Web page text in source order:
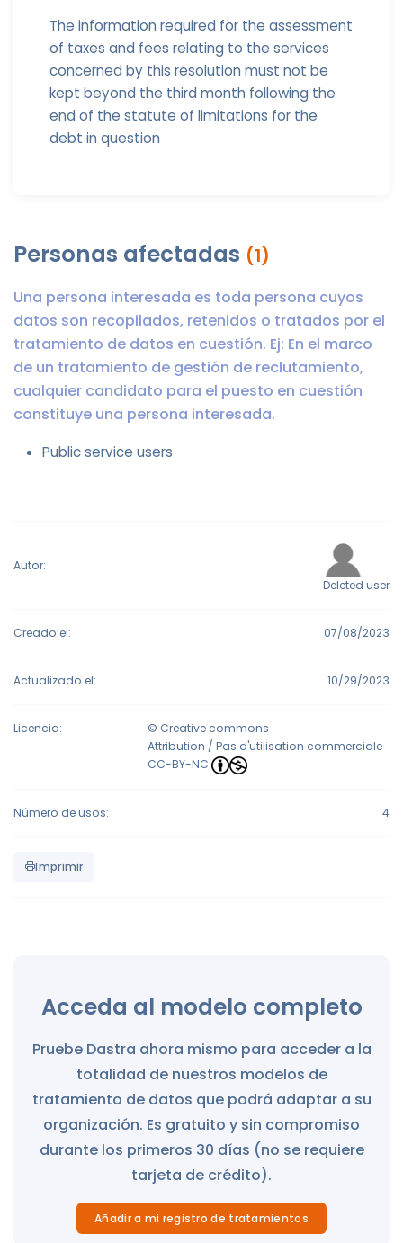
The information required for the assessment
of taxes and fees relating to the services
concerned by this resolution must not be
kept beyond the third month following the
end of the statute of limitations for the
debt in question
Personas afectadas (1)
Una persona interesada es toda persona cuyos
datos son recopilados, retenidos o tratados por el
tratamiento de datos en cuestión. Ej: En el marco
de un tratamiento de gestión de reclutamiento,
cualquier candidato para el puesto en cuestión
constituye una persona interesada.
Public service users
Autor:
Deleted user
Creado el: 07/08/2023
Actualizado el: 10/29/2023
Licencia:
© Creative commons :
Attribution / Pas d'utilisation commerciale
CC-BY-NC
Número de usos: 4
Imprimir
Acceda al modelo completo
Pruebe Dastra ahora mismo para acceder a la
totalidad de nuestros modelos de
tratamiento de datos que podrá adaptar a su
organización. Es gratuito y sin compromiso
durante los primeros 30 días (no se requiere
tarjeta de crédito).
Añadir a mi registro de tratamientos